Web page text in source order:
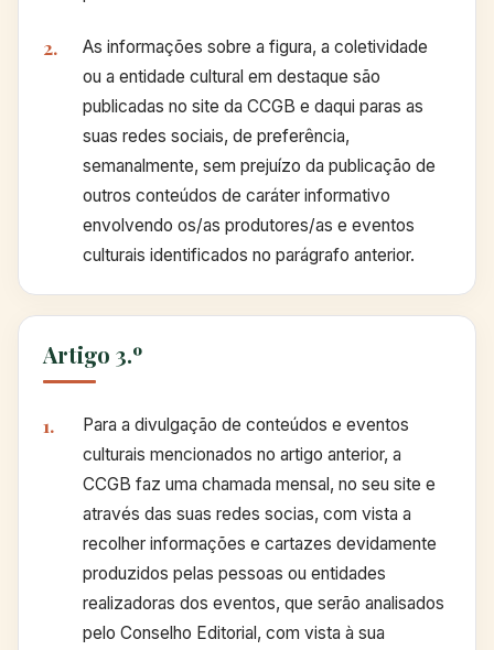
As informações sobre a figura, a coletividade
ou a entidade cultural em destaque são
publicadas no site da CCGB e daqui paras as
suas redes sociais, de preferência,
semanalmente, sem prejuízo da publicação de
outros conteúdos de caráter informativo
envolvendo os/as produtores/as e eventos
culturais identificados no parágrafo anterior.
Artigo 3.º
Para a divulgação de conteúdos e eventos
culturais mencionados no artigo anterior, a
CCGB faz uma chamada mensal, no seu site e
através das suas redes socias, com vista a
recolher informações e cartazes devidamente
produzidos pelas pessoas ou entidades
realizadoras dos eventos, que serão analisados
pelo Conselho Editorial, com vista à sua